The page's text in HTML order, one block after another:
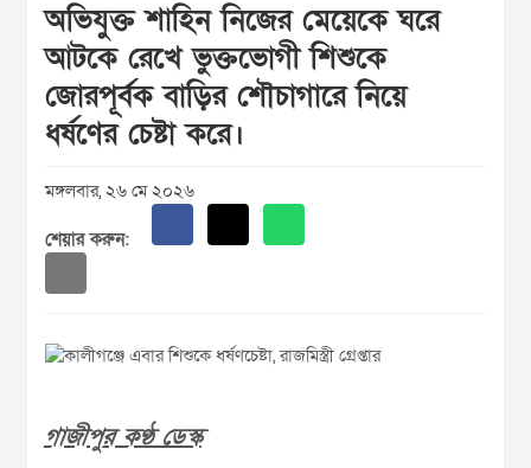
অভিযুক্ত শাহিন নিজের মেয়েকে ঘরে
আটকে রেখে ভুক্তভোগী শিশুকে
জোরপূর্বক বাড়ির শৌচাগারে নিয়ে
ধর্ষণের চেষ্টা করে।
মঙ্গলবার, ২৬ মে ২০২৬
শেয়ার করুন:
গাজীপুর কণ্ঠ ডেস্ক